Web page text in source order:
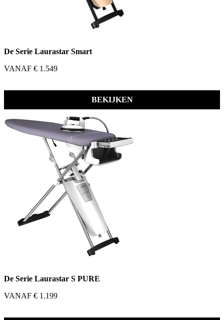
De Serie Laurastar Smart
VANAF € 1.549
BEKIJKEN
De Serie Laurastar S PURE
VANAF € 1.199